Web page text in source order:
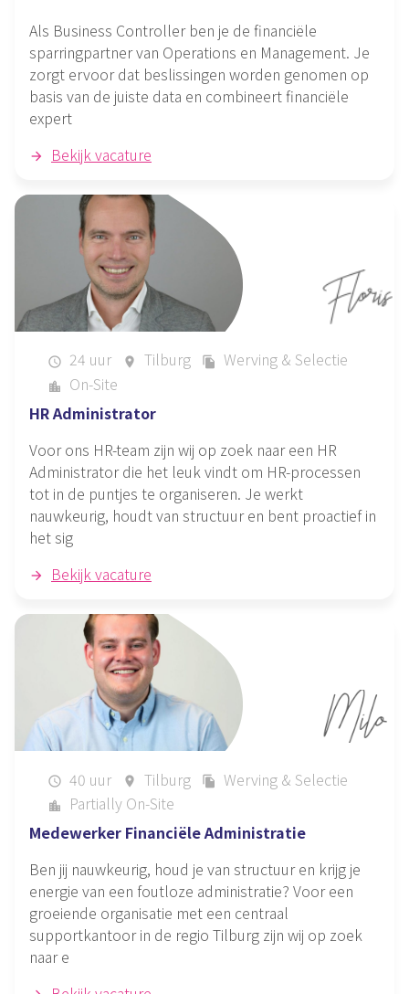
Als Business Controller ben je de financiële
sparringpartner van Operations en Management. Je
zorgt ervoor dat beslissingen worden genomen op
basis van de juiste data en combineert financiële
expert
Bekijk vacature
schedule 24 uur place Tilburg file_copy Werving & Selectie
location_city
On-Site
HR Administrator
Voor ons HR-team zijn wij op zoek naar een HR
Administrator die het leuk vindt om HR-processen
tot in de puntjes te organiseren. Je werkt
nauwkeurig, houdt van structuur en bent proactief in
het sig
Bekijk vacature
schedule 40 uur place Tilburg file_copy Werving & Selectie
location_city
Partially On-Site
Medewerker Financiële Administratie
Ben jij nauwkeurig, houd je van structuur en krijg je
energie van een foutloze administratie? Voor een
groeiende organisatie met een centraal
supportkantoor in de regio Tilburg zijn wij op zoek
naar e